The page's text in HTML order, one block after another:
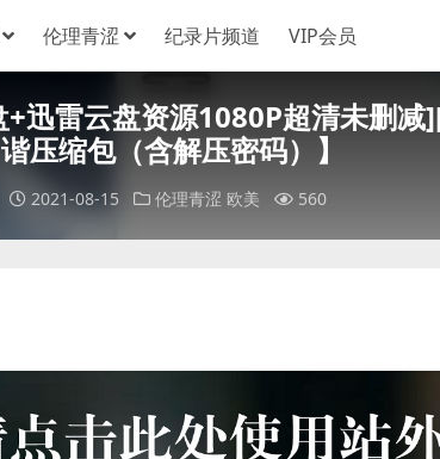
伦理青涩 纪录片频道 VIP会员
雷云盘资源1080P超清未删
谐压缩包（含解压密码）】
2021-08-15 伦理青涩 欧美 560